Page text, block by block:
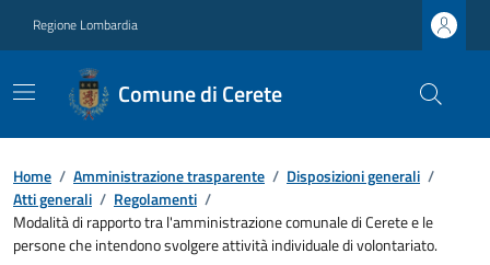
Regione Lombardia
Comune di Cerete
Home / Amministrazione trasparente / Disposizioni generali /
Atti generali / Regolamenti /
Modalità di rapporto tra l'amministrazione comunale di Cerete e le
persone che intendono svolgere attività individuale di volontariato.